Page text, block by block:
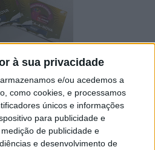
à sua privacidade
armazenamos e/ou acedemos a
como cookies, e processamos
únicos e informações
para publicidade e
de publicidade e
e desenvolvimento de
compromisso com o comércio
que alia dinamização
identidade cultural e